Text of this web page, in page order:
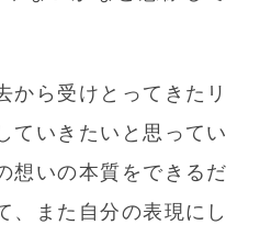
から受けとってきたリ
ていきたいと思ってい
想いの本質をできるだ
、また自分の表現にし